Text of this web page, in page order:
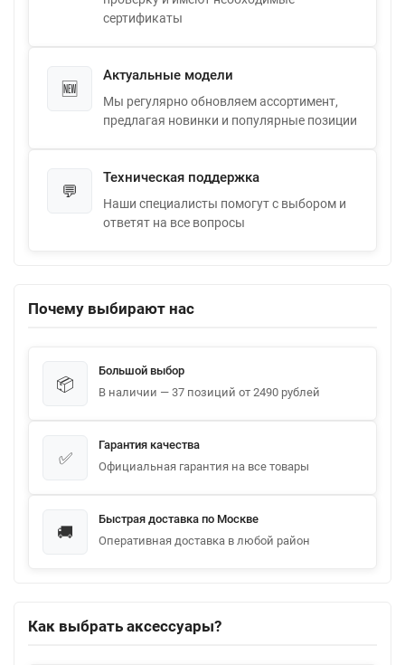
сертификаты
🆕
Актуальные модели
Мы регулярно обновляем ассортимент,
предлагая новинки и популярные позиции
💬
Техническая поддержка
Наши специалисты помогут с выбором и
ответят на все вопросы
Почему выбирают нас
📦
Большой выбор
В наличии — 37 позиций от 2490 рублей
✅
Гарантия качества
Официальная гарантия на все товары
🚚
Быстрая доставка по Москве
Оперативная доставка в любой район
Как выбрать аксессуары?